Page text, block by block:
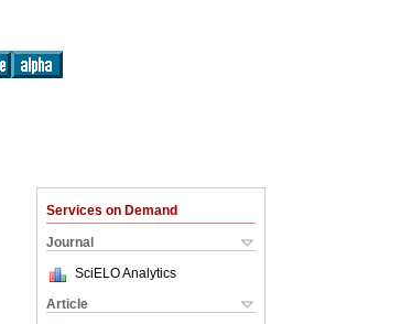
Services on Demand
Journal
SciELO Analytics
Article